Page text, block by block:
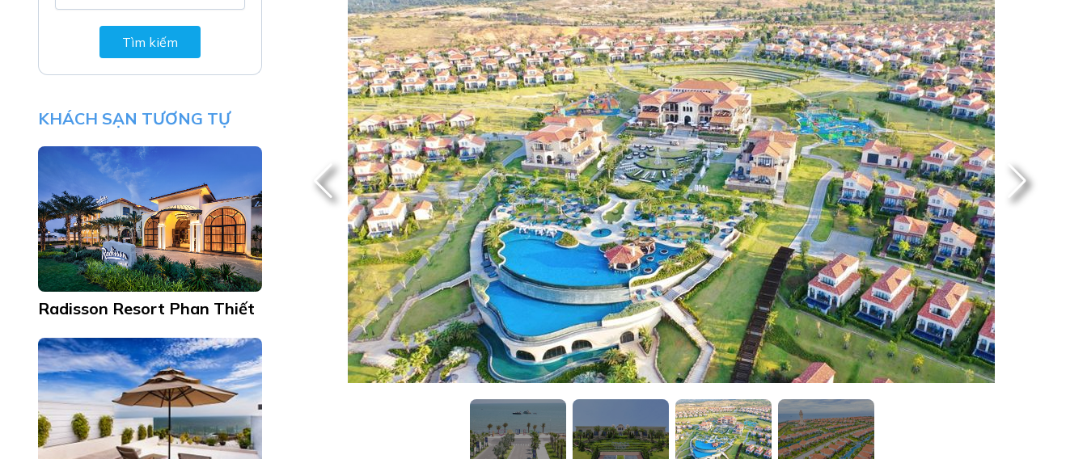
Tìm kiếm
KHÁCH SẠN TƯƠNG TỰ
Radisson Resort Phan Thiết